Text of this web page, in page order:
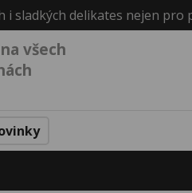
i sladkých delikates nejen pro
všech